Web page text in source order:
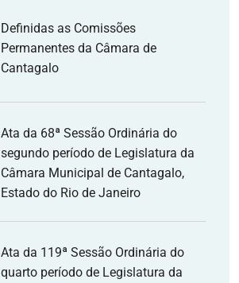
Definidas as Comissões
Permanentes da Câmara de
Cantagalo
Ata da 68ª Sessão Ordinária do
segundo período de Legislatura da
Câmara Municipal de Cantagalo,
Estado do Rio de Janeiro
Ata da 119ª Sessão Ordinária do
quarto período de Legislatura da